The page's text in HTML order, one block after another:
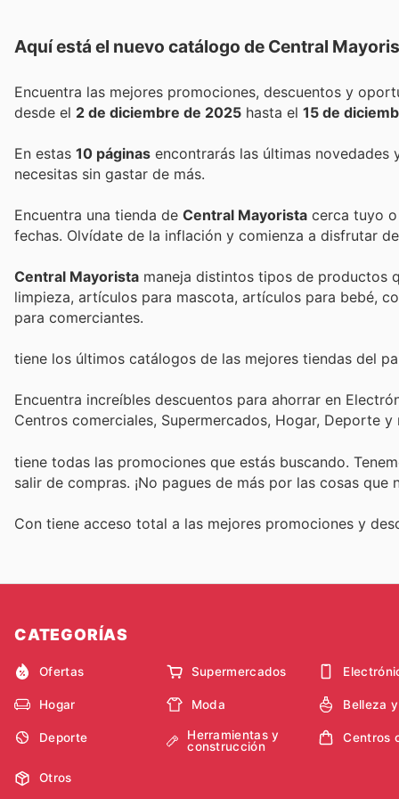
Aquí está el nuevo catálogo de Central
desde el 2 de diciembre de 2025 hasta el 15 de
En estas 10 páginas encontrarás las últimas
necesitas sin gastar de más.
Encuentra una tienda de Central Mayorista cerca tuyo
fechas. Olvídate de la inflación y comienza a disfrutar
Central Mayorista maneja distintos tipos de productos
limpieza, artículos para mascota, artículos para bebé,
para comerciantes.
tiene los últimos catálogos de las mejores tiendas del
Encuentra increíbles descuentos para ahorrar en
Centros comerciales, Supermercados, Hogar, Deporte y
tiene todas las promociones que estás buscando.
salir de compras. ¡No pagues de más por las cosas que
Con tiene acceso total a las mejores promociones y
CATEGORÍAS
Ofertas Supermercados
Hogar Moda Belleza
Deporte
Herramientas y
construcción
Centros
Otros